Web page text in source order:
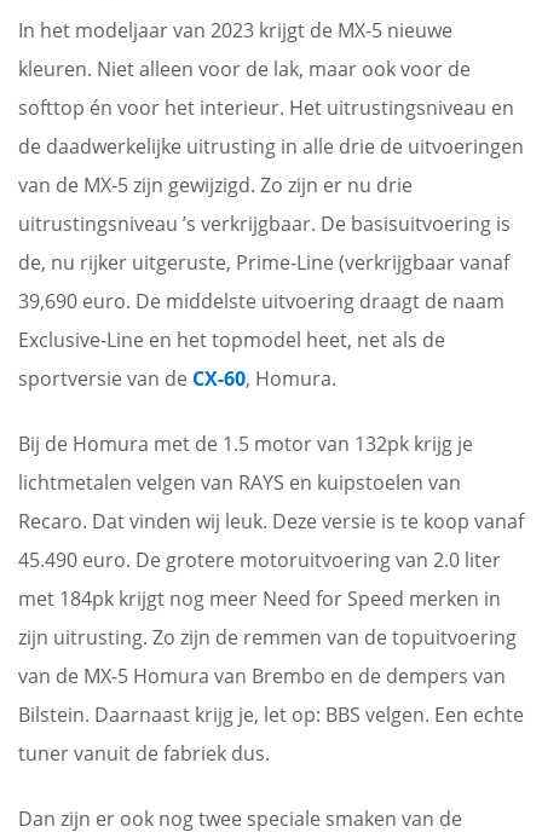
In het modeljaar van 2023 krijgt de MX-5 nieuwe
kleuren. Niet alleen voor de lak, maar ook voor de
softtop én voor het interieur. Het uitrustingsniveau en
de daadwerkelijke uitrusting in alle drie de uitvoeringen
van de MX-5 zijn gewijzigd. Zo zijn er nu drie
uitrustingsniveau ’s verkrijgbaar. De basisuitvoering is
de, nu rijker uitgeruste, Prime-Line (verkrijgbaar vanaf
39,690 euro. De middelste uitvoering draagt de naam
Exclusive-Line en het topmodel heet, net als de
sportversie van de CX-60, Homura.
Bij de Homura met de 1.5 motor van 132pk krijg je
lichtmetalen velgen van RAYS en kuipstoelen van
Recaro. Dat vinden wij leuk. Deze versie is te koop vanaf
45.490 euro. De grotere motoruitvoering van 2.0 liter
met 184pk krijgt nog meer Need for Speed merken in
zijn uitrusting. Zo zijn de remmen van de topuitvoering
van de MX-5 Homura van Brembo en de dempers van
Bilstein. Daarnaast krijg je, let op: BBS velgen. Een echte
tuner vanuit de fabriek dus.
Dan zijn er ook nog twee speciale smaken van de